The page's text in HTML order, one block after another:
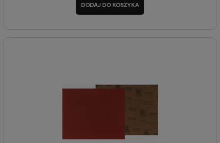
DODAJ DO KOSZYKA